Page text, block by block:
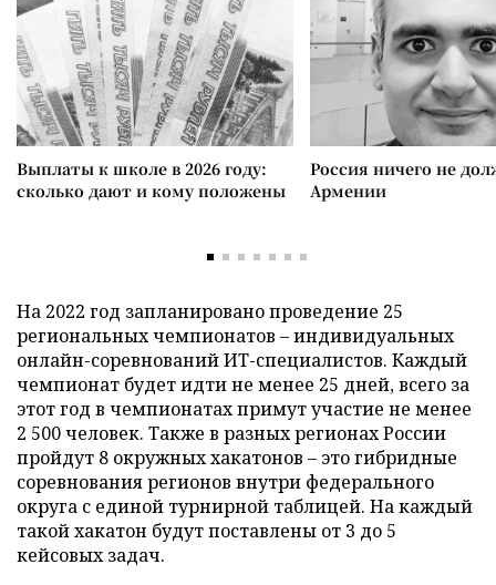
Выплаты к школе в 2026 году:
сколько дают и кому положены
Россия ничего не
Армении
На 2022 год запланировано проведение 25
региональных чемпионатов – индивидуальных
онлайн-соревнований ИТ-специалистов. Каждый
чемпионат будет идти не менее 25 дней, всего за
этот год в чемпионатах примут участие не менее
2 500 человек. Также в разных регионах России
пройдут 8 окружных хакатонов – это гибридные
соревнования регионов внутри федерального
округа с единой турнирной таблицей. На каждый
такой хакатон будут поставлены от 3 до 5
кейсовых задач.